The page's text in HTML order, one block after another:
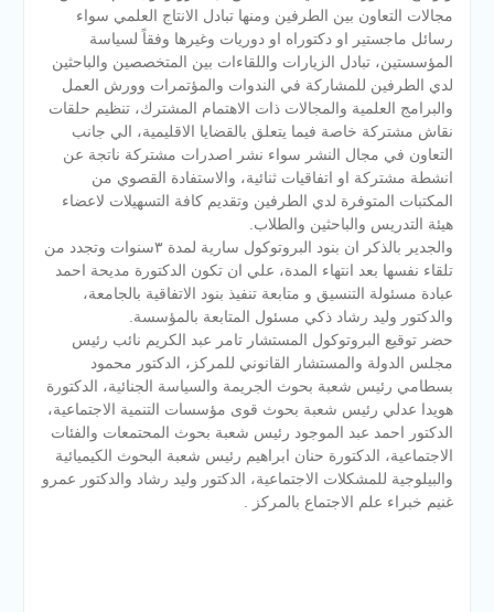
مجالات التعاون بين الطرفين ومنها تبادل الانتاج العلمي سواء
رسائل ماجستير او دكتوراه او دوريات وغيرها وفقاً لسياسة
المؤسستين، تبادل الزيارات واللقاءات بين المتخصصين والباحثين
لدي الطرفين للمشاركة في الندوات والمؤتمرات وورش العمل
والبرامج العلمية والمجالات ذات الاهتمام المشترك، تنظيم حلقات
نقاش مشتركة خاصة فيما يتعلق بالقضايا الاقليمية، الي جانب
التعاون في مجال النشر سواء نشر اصدرات مشتركة ناتجة عن
انشطة مشتركة او اتفاقيات ثنائية، والاستفادة القصوي من
المكتبات المتوفرة لدي الطرفين وتقديم كافة التسهيلات لاعضاء
هيئة التدريس والباحثين والطلاب.
والجدير بالذكر ان بنود البروتوكول سارية لمدة ٣سنوات وتجدد من
تلقاء نفسها بعد انتهاء المدة، علي ان تكون الدكتورة مديحة احمد
عبادة مسئولة التنسيق و متابعة تنفيذ بنود الاتفاقية بالجامعة،
والدكتور وليد رشاد ذكي مسئول المتابعة بالمؤسسة.
حضر توقيع البروتوكول المستشار تامر عبد الكريم نائب رئيس
مجلس الدولة والمستشار القانوني للمركز، الدكتور محمود
بسطامي رئيس شعبة بحوث الجريمة والسياسة الجنائية، الدكتورة
هويدا عدلي رئيس شعبة بحوث قوى مؤسسات التنمية الاجتماعية،
الدكتور احمد عبد الموجود رئيس شعبة بحوث المحتمعات والفئات
الاجتماعية، الدكتورة حنان ابراهيم رئيس شعبة البحوث الكيميائية
والبيلوجية للمشكلات الاجتماعية، الدكتور وليد رشاد والدكتور عمرو
غنيم خبراء علم الاجتماع بالمركز .